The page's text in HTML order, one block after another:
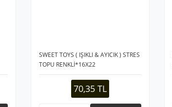
SWEET TOYS ( IŞIKLI & AYICIK ) STRES
TOPU RENKLİ*16X22
70,35 TL